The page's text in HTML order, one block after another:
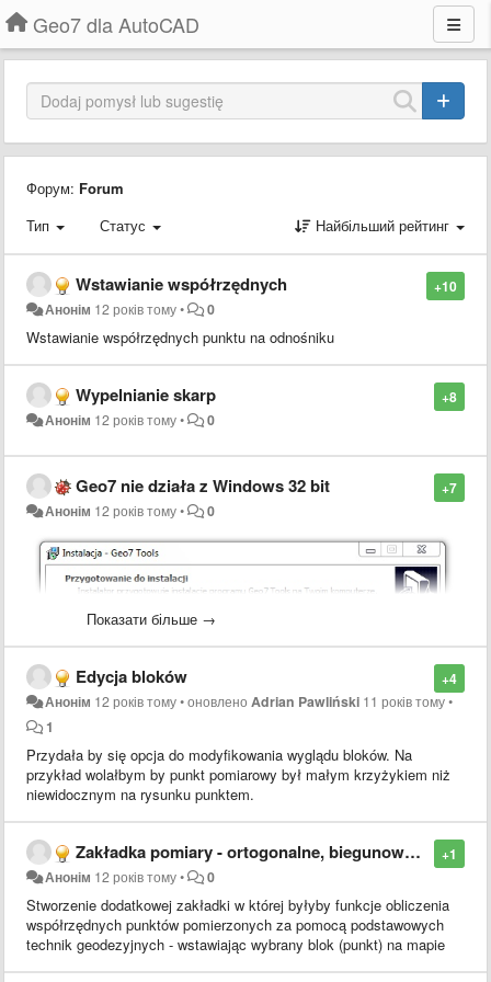
Geo7 dla AutoCAD
Форум: Forum
Тип
Статус Найбільший рейтинг
+10
Wstawianie współrzędnych
Анонім 12 років тому• 0
Wstawianie współrzędnych punktu na odnośniku
+8
Wypelnianie skarp
Анонім 12 років тому• 0
+7
Geo7 nie działa z Windows 32 bit
Анонім 12 років тому• 0
Показати більше →
+4
Edycja bloków
Анонім 12 років тому•оновленоAdrian Pawliński 11 років тому•
1
Przydała by się opcja do modyfikowania wyglądu bloków. Na
przykład wolałbym by punkt pomiarowy był małym krzyżykiem niż
niewidocznym na rysunku punktem.
+1
Zakładka pomiary - ortogonalne, biegunowe, wciecie liniowe...
Анонім 12 років тому• 0
Stworzenie dodatkowej zakładki w której byłyby funkcje obliczenia
współrzędnych punktów pomierzonych za pomocą podstawowych
technik geodezyjnych - wstawiając wybrany blok (punkt) na mapie